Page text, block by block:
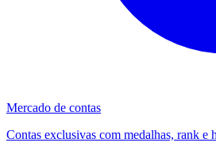
Mercado de contas
Contas exclusivas com medalhas, rank e